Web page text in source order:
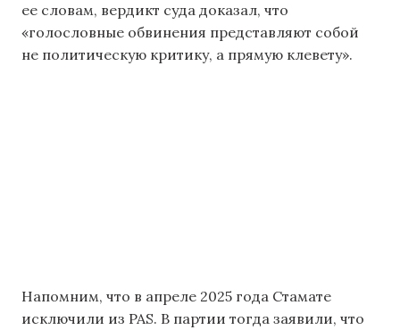
ее словам, вердикт суда доказал, что
«голословные обвинения представляют собой
не политическую критику, а прямую клевету».
Напомним, что в апреле 2025 года Стамате
исключили из PAS. В партии тогда заявили, что